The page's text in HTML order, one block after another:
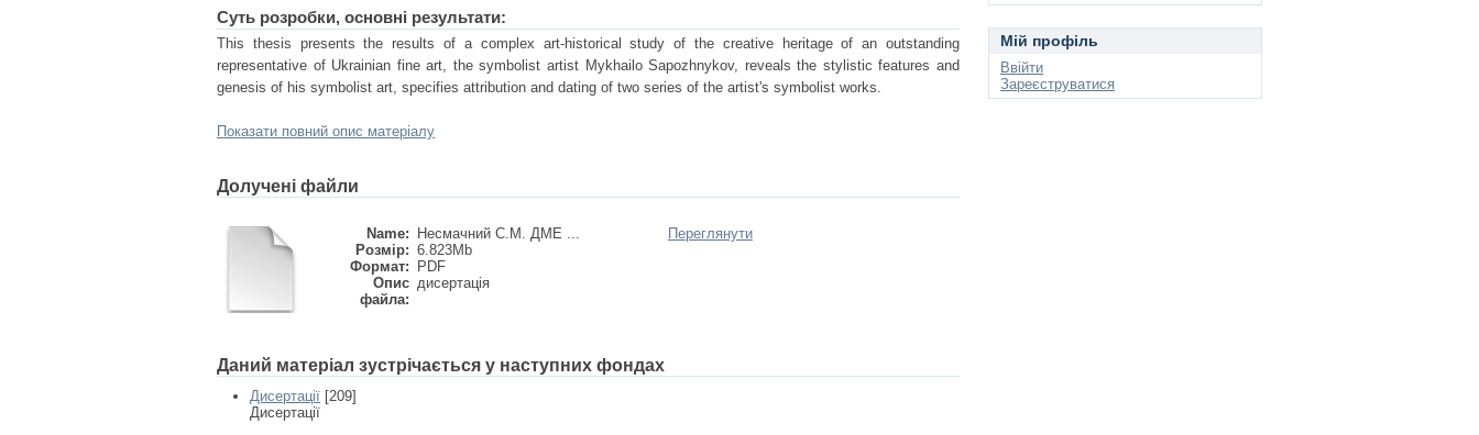
Суть розробки, основні результати:
This thesis presents the results of a complex art-historical study of the creative heritage of an outstanding
representative of Ukrainian fine art, the symbolist artist Mykhailo Sapozhnykov, reveals the stylistic features and
genesis of his symbolist art, specifies attribution and dating of two series of the artist's symbolist works.
Показати повний опис матеріалу
Долучені файли
Name:
Несмачний С.М. ДМЕ ...
Розмір: 6.823Mb
Формат:
PDF
Опис
файла:
дисертація
Переглянути
Даний матеріал зустрічається у наступних фондах
Дисертації [209]
Дисертації
Мій профіль
Ввійти
Зареєструватися